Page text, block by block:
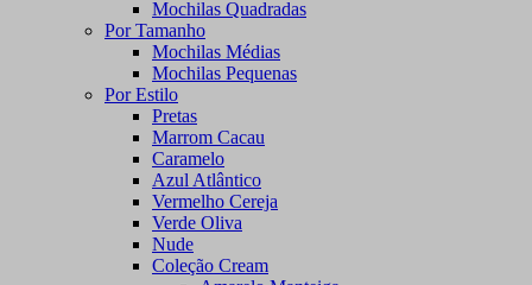
Mochilas Quadradas
Por Tamanho
Mochilas Médias
Mochilas Pequenas
Por Estilo
Pretas
Marrom Cacau
Caramelo
Azul Atlântico
Vermelho Cereja
Verde Oliva
Nude
Coleção Cream